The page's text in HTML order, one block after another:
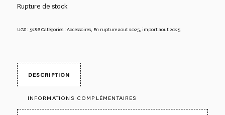
Rupture de stock
UGS : 5286Catégories :Accessoires, En rupture aout 2025, import aout 2025
DESCRIPTION
INFORMATIONS COMPLÉMENTAIRES